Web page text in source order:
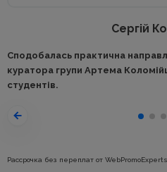
Сергій
Сподобалась практична
куратора групи Артема
студентів.
Рассрочка без переплат от WebPromoExperts